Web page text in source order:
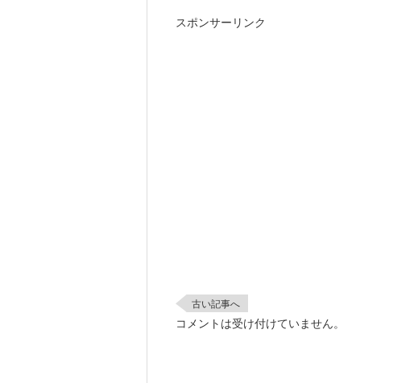
スポンサーリンク
古い記事へ
コメントは受け付けていません。